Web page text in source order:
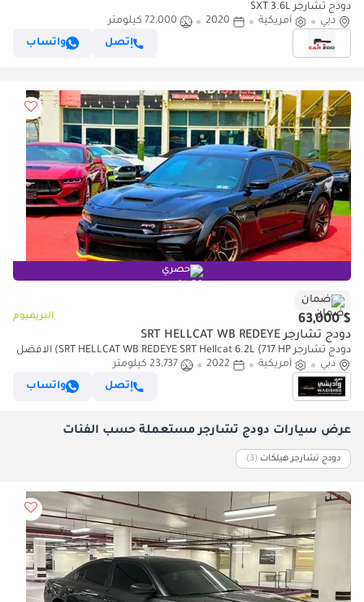
دودج تشارجر SXT 3.6L
دبي
أمريكية 2020
72,000 كيلومتر
إتصل
واتساب
حصري
ضمان
$ 63,000 البريميوم
دودج تشارجر SRT HELLCAT WB REDEYE
دودج تشارجر SRT HELLCAT WB REDEYE SRT Hellcat 6.2L (717 HP) الافضل
بالسوق //قمة النظافة بحالة ممتازة
دبي أمريكية 2022
23,737 كيلومتر
إتصل
واتساب
عرض سيارات دودج تشارجر مستعملة حسب الفئات
دودج تشارجر هيلكات ‏(3)